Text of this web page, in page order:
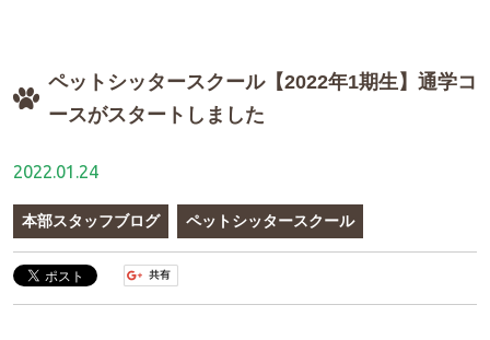
ペットシッタースクール【2022年1期生】通学コ
ースがスタートしました
2022.01.24
本部スタッフブログ ペットシッタースクール